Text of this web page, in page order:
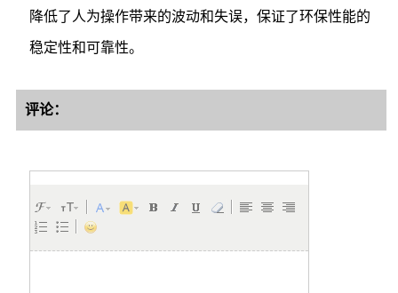
降低了人为操作带来的波动和失误，保证了环保性能的
稳定性和可靠性。
评论：